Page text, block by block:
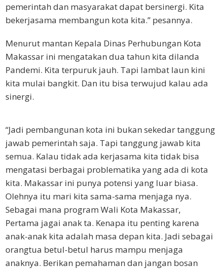
pemerintah dan masyarakat dapat bersinergi. Kita
bekerjasama membangun kota kita.” pesannya.
Menurut mantan Kepala Dinas Perhubungan Kota
Makassar ini mengatakan dua tahun kita dilanda
Pandemi. Kita terpuruk jauh. Tapi lambat laun kini
kita mulai bangkit. Dan itu bisa terwujud kalau ada
sinergi.
“Jadi pembangunan kota ini bukan sekedar tanggung
jawab pemerintah saja. Tapi tanggung jawab kita
semua. Kalau tidak ada kerjasama kita tidak bisa
mengatasi berbagai problematika yang ada di kota
kita. Makassar ini punya potensi yang luar biasa.
Olehnya itu mari kita sama-sama menjaga nya.
Sebagai mana program Wali Kota Makassar,
Pertama jagai anak ta. Kenapa itu penting karena
anak-anak kita adalah masa depan kita. Jadi sebagai
orangtua betul-betul harus mampu menjaga
anaknya. Berikan pemahaman dan jangan bosan